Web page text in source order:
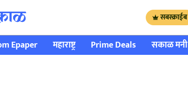
सबस्क्राईब
Epaper महाराष्ट्र Prime Deals सकाळ मनी